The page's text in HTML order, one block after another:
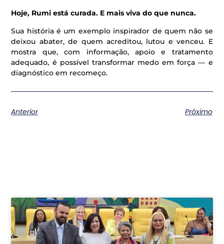
Hoje, Rumi está curada. E mais viva do que nunca.
Sua história é um exemplo inspirador de quem não se
deixou abater, de quem acreditou, lutou e venceu. E
mostra que, com informação, apoio e tratamento
adequado, é possível transformar medo em força — e
diagnóstico em recomeço.
Anterior Próximo
Postagens relacionadas